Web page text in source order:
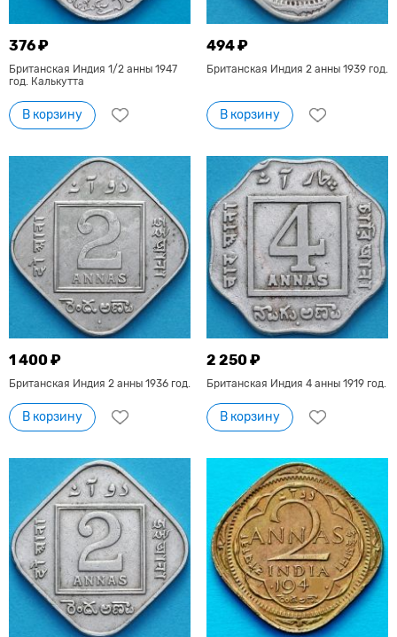
376 ₽
Британская Индия 1/2 анны 1947
год. Калькутта
В корзину
494 ₽
Британская Индия 2 анны 1939 год.
В корзину
1 400 ₽
Британская Индия 2 анны 1936 год.
В корзину
2 250 ₽
Британская Индия 4 анны 1919 год.
В корзину